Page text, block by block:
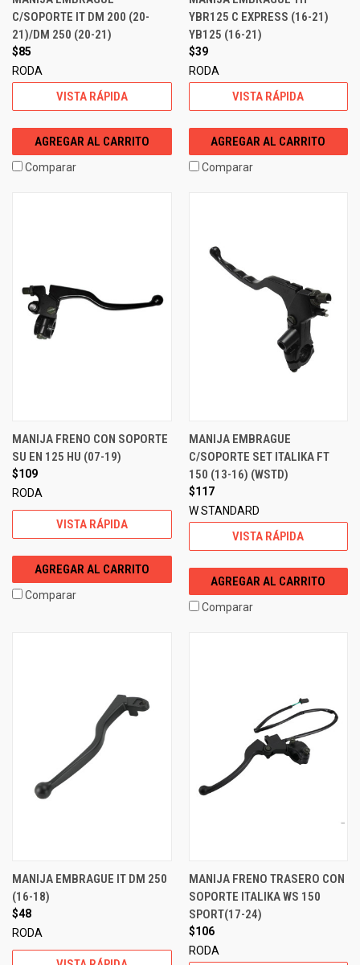
C/SOPORTE IT DM 200 (20-
21)/DM 250 (20-21)
$85
RODA
VISTA RÁPIDA
AGREGAR AL CARRITO
Comparar
YBR125 C EXPRESS (16-21)
YB125 (16-21)
$39
RODA
VISTA RÁPIDA
AGREGAR AL CARRITO
Comparar
MANIJA FRENO CON SOPORTE
SU EN 125 HU (07-19)
$109
RODA
VISTA RÁPIDA
AGREGAR AL CARRITO
Comparar
MANIJA EMBRAGUE
C/SOPORTE SET ITALIKA FT
150 (13-16) (WSTD)
$117
W STANDARD
VISTA RÁPIDA
AGREGAR AL CARRITO
Comparar
MANIJA EMBRAGUE IT DM 250
(16-18)
$48
RODA
MANIJA FRENO TRASERO CON
SOPORTE ITALIKA WS 150
SPORT(17-24)
$106
RODA